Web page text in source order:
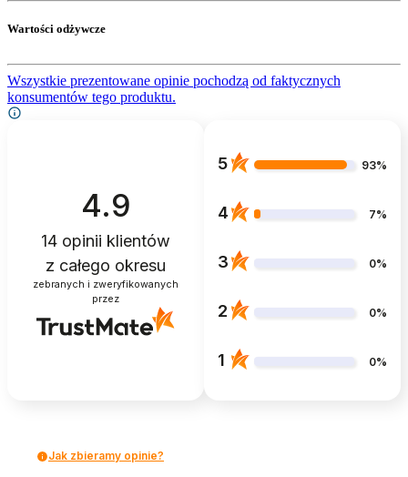
Wartości odżywcze
Wszystkie prezentowane opinie pochodzą od faktycznych
konsumentów tego produktu.
4.9
14 opinii klientów
z całego okresu
zebranych i zweryfikowanych
przez
5 93%
4 7%
3 0%
2 0%
1 0%
Jak zbieramy opinie?